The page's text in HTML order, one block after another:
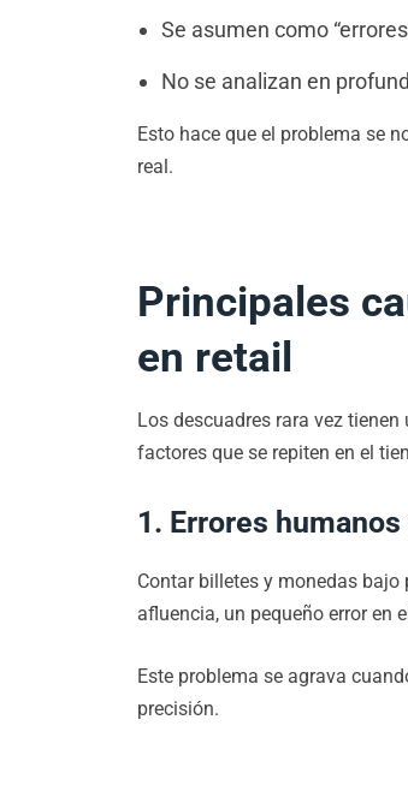
Se asumen como
No se analizan en
Esto hace que el problema se
real.
Principales
en retail
Los descuadres rara vez
factores que se repiten en el
1. Errores
Contar billetes y monedas
afluencia, un pequeño error en
Este problema se agrava
precisión.